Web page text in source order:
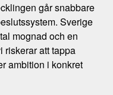
går snabbare
Sverige
mognad och en
riskerar att tappa
ambition i konkret